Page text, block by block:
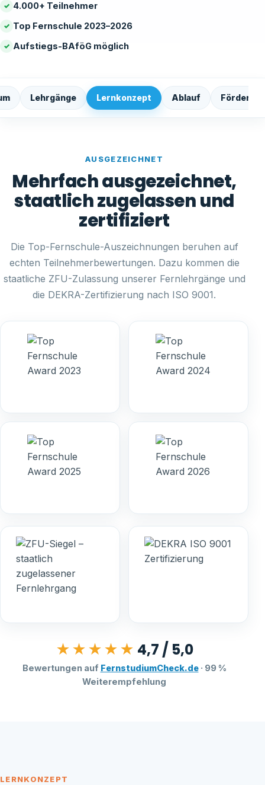
✓ 4.000+ Teilnehmer
✓ Top Fernschule 2023–2026
✓ Aufstiegs-BAföG möglich
Lehrgänge Lernkonzept Ablauf
AUSGEZEICHNET
Mehrfach ausgezeichnet,
staatlich zugelassen und
zertifiziert
Die Top-Fernschule-Auszeichnungen beruhen auf
echten Teilnehmerbewertungen. Dazu kommen die
staatliche ZFU-Zulassung unserer Fernlehrgänge und
die DEKRA-Zertifizierung nach ISO 9001.
★★★★★ 4,7 / 5,0
Bewertungen auf FernstudiumCheck.de· 99 %
Weiterempfehlung
LERNKONZEPT